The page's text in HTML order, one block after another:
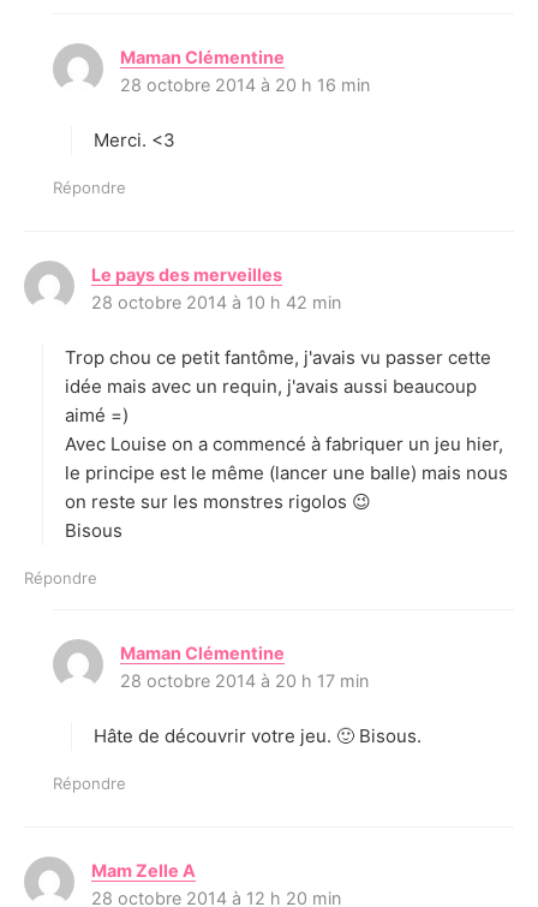
Maman Clémentine
i
28 octobre 2014 à 20 h 16 min
Merci. <3
Répondre
Le pays des merveilles
:
28 octobre 2014 à 10 h 42 min
Trop chou ce petit fantôme, j'avais vu passer cette
idée mais avec un requin, j'avais aussi beaucoup
aimé =)
Avec Louise on a commencé à fabriquer un jeu hier,
le principe est le même (lancer une balle) mais nous
on reste sur les monstres rigolos 😉
Bisous
Répondre
Maman Clémentine
i
:
28 octobre 2014 à 20 h 17 min
Hâte de découvrir votre jeu. 🙂 Bisous.
Répondre
Mam Zelle A
i
28 octobre 2014 à 12 h 20 min